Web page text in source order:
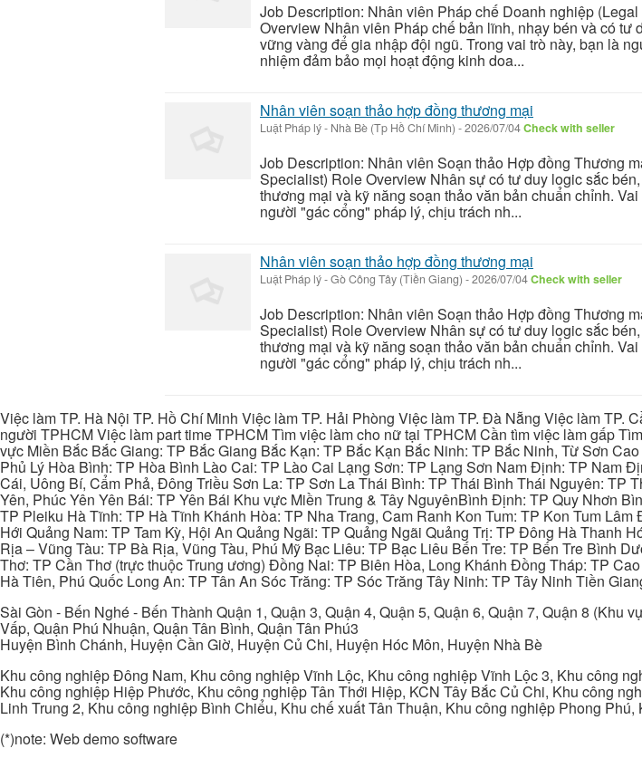
Job Description: Nhân viên Pháp chế Doanh nghiệp
Overview Nhân viên Pháp chế bản lĩnh, nhạy bén và có tư
vững vàng để gia nhập đội ngũ. Trong vai trò này, bạn là
nhiệm đảm bảo mọi hoạt động kinh doa...
Nhân viên soạn thảo hợp đồng thương mại
Luật Pháp lý- Nhà Bè (Tp Hồ Chí Minh) -2026/07/04Check with seller
Job Description: Nhân viên Soạn thảo Hợp đồng Thương
Specialist) Role Overview Nhân sự có tư duy logic sắc
thương mại và kỹ năng soạn thảo văn bản chuẩn chỉnh.
người "gác cổng" pháp lý, chịu trách nh...
Nhân viên soạn thảo hợp đồng thương mại
Luật Pháp lý-Gò Công Tây (Tiền Giang) -2026/07/04Check with seller
Job Description: Nhân viên Soạn thảo Hợp đồng Thương
Specialist) Role Overview Nhân sự có tư duy logic sắc
thương mại và kỹ năng soạn thảo văn bản chuẩn chỉnh.
người "gác cổng" pháp lý, chịu trách nh...
Việc làm TP. Hà Nội TP. Hồ Chí Minh Việc làm TP. Hải Phòng Việc làm TP. Đà Nẵng Việc làm
người TPHCM Việc làm part time TPHCM Tìm việc làm cho nữ tại TPHCM Cần tìm việc làm gấp
vực Miền Bắc Bắc Giang: TP Bắc Giang Bắc Kạn: TP Bắc Kạn Bắc Ninh: TP Bắc Ninh, Từ Sơn
Phủ Lý Hòa Bình: TP Hòa Bình Lào Cai: TP Lào Cai Lạng Sơn: TP Lạng Sơn Nam Định: TP Nam
Cái, Uông Bí, Cẩm Phả, Đông Triều Sơn La: TP Sơn La Thái Bình: TP Thái Bình Thái Nguyên: TP
Yên, Phúc Yên Yên Bái: TP Yên Bái Khu vực Miền Trung & Tây NguyênBình Định: TP Quy Nhơn
TP Pleiku Hà Tĩnh: TP Hà Tĩnh Khánh Hòa: TP Nha Trang, Cam Ranh Kon Tum: TP Kon Tum
Hới Quảng Nam: TP Tam Kỳ, Hội An Quảng Ngãi: TP Quảng Ngãi Quảng Trị: TP Đông Hà
Rịa – Vũng Tàu: TP Bà Rịa, Vũng Tàu, Phú Mỹ Bạc Liêu: TP Bạc Liêu Bến Tre: TP Bến Tre Bình
Thơ: TP Cần Thơ (trực thuộc Trung ương) Đồng Nai: TP Biên Hòa, Long Khánh Đồng Tháp: TP
Hà Tiên, Phú Quốc Long An: TP Tân An Sóc Trăng: TP Sóc Trăng Tây Ninh: TP Tây Ninh Tiền
Sài Gòn - Bến Nghé - Bến Thành Quận 1, Quận 3, Quận 4, Quận 5, Quận 6, Quận 7, Quận 8
Vấp, Quận Phú Nhuận, Quận Tân Bình, Quận Tân Phú3
Huyện Bình Chánh, Huyện Cần Giờ, Huyện Củ Chi, Huyện Hóc Môn, Huyện Nhà Bè
Khu công nghiệp Đông Nam, Khu công nghiệp Vĩnh Lộc, Khu công nghiệp Vĩnh Lộc 3, Khu công
Khu công nghiệp Hiệp Phước, Khu công nghiệp Tân Thới Hiệp, KCN Tây Bắc Củ Chi, Khu công
Linh Trung 2, Khu công nghiệp Bình Chiểu, Khu chế xuất Tân Thuận, Khu công nghiệp Phong Phú,
(*)note: Web demo software